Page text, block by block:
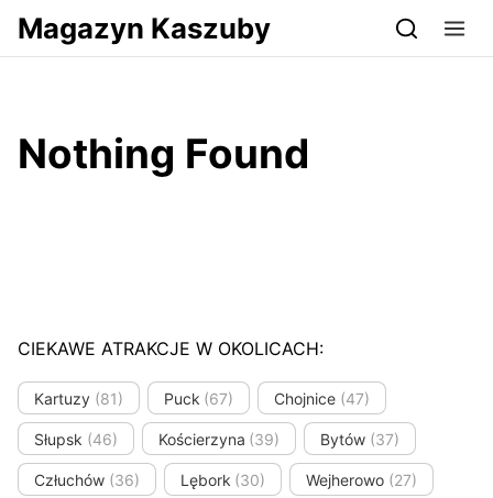
Przejdź do serwisu magazynkaszuby.pl
Magazyn Kaszuby
Nothing Found
CIEKAWE ATRAKCJE W OKOLICACH:
Kartuzy (81) Puck (67) Chojnice (47)
Słupsk (46) Kościerzyna (39) Bytów (37)
Człuchów (36) Lębork (30) Wejherowo (27)